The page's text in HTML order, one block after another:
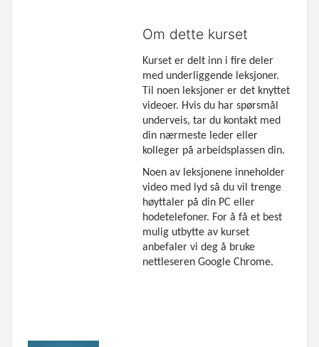
Om dette kurset
Kurset er delt inn i fire deler
med underliggende leksjoner.
Til noen leksjoner er det knyttet
videoer. Hvis du har spørsmål
underveis, tar du kontakt med
din nærmeste leder eller
kolleger på arbeidsplassen din.
Noen av leksjonene inneholder
video med lyd så du vil trenge
høyttaler på din PC eller
hodetelefoner. For å få et best
mulig utbytte av kurset
anbefaler vi deg å bruke
nettleseren Google Chrome.